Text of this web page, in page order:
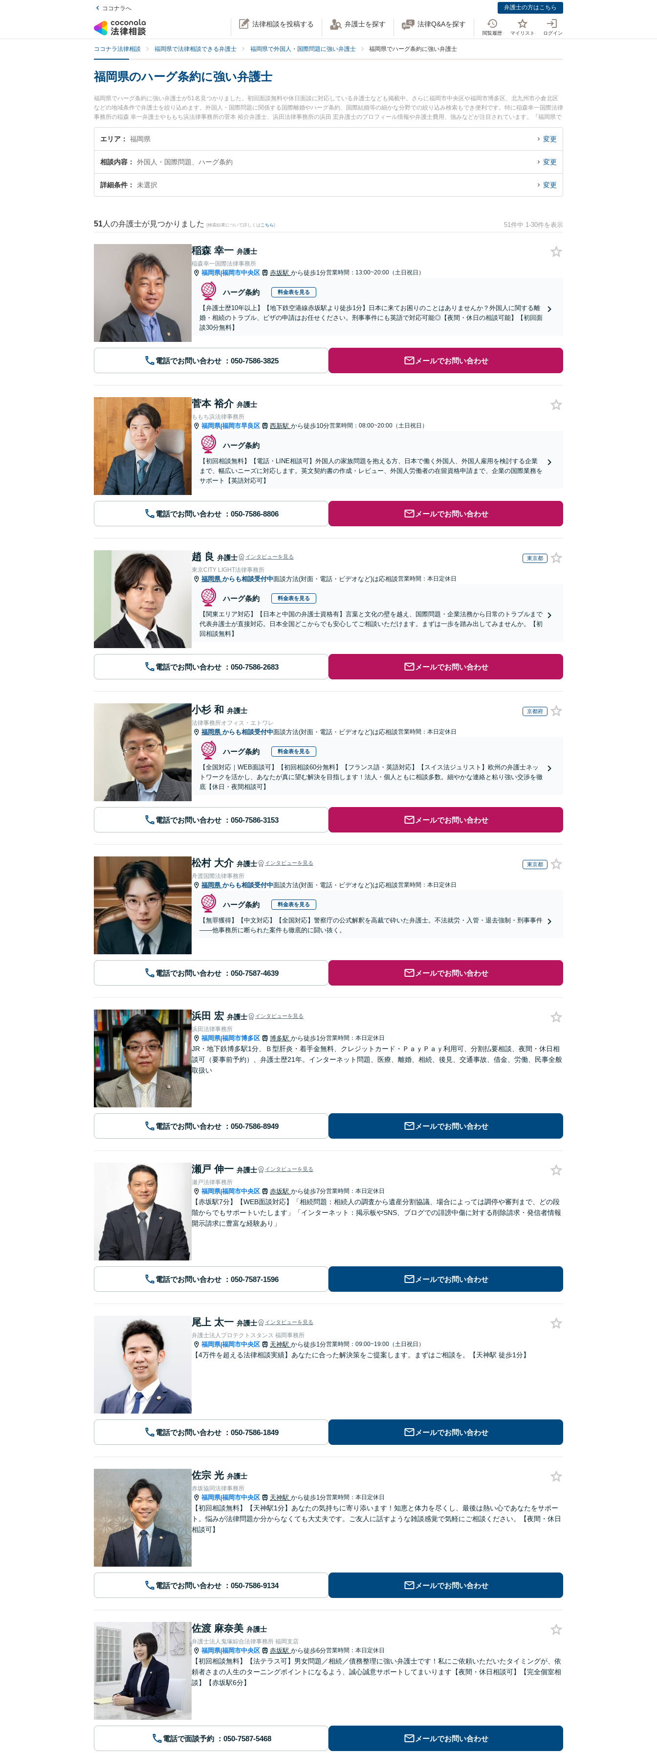
ココナラへ 弁護士の方はこちら
法律相談を投稿する 弁護士を探す 法律Q&Aを探す
閲覧履歴 マイリスト ログイン
ココナラ法律相談 福岡県で法律相談できる弁護士 福岡県で外国人・国際問題に強い弁護士 福岡県でハーグ条約に強い弁護士
福岡県のハーグ条約に強い弁護士
福岡県でハーグ条約に強い弁護士が51名見つかりました。初回面談無料や休日面談に対応している弁護士なども掲載中。さらに福岡市中央区や福岡市博多区、北九州市小倉北区
などの地域条件で弁護士を絞り込めます。外国人・国際問題に関係する国際離婚やハーグ条約、国際結婚等の細かな分野での絞り込み検索もでき便利です。特に稲森幸一国際法律
事務所の稲森 幸一弁護士やももち浜法律事務所の菅本 裕介弁護士、浜田法律事務所の浜田 宏弁護士のプロフィール情報や弁護士費用、強みなどが注目されています。『福岡県で
土日や夜間に発生したハーグ条約のトラブルを今すぐに弁護士に相談したい』『ハーグ条約のトラブル解決の実績豊富な近くの弁護士を検索したい』『初回相談無料でハーグ条約
を法律相談できる福岡県内の弁護士に相談予約したい』などでお困りの相談者さんにおすすめです。
エリア 福岡県 変更
相談内容 外国人・国際問題、ハーグ条約 変更
詳細条件 未選択 変更
51 人の弁護士が見つかりました (検索結果について詳しくは こちら) 51件中 1-30件を表示
稲森 幸一 弁護士
稲森幸一国際法律事務所
福岡県|福岡市中央区 赤坂駅 から徒歩1分営業時間：13:00~20:00（土日祝日）
ハーグ条約 料金表を見る
【弁護士歴10年以上】【地下鉄空港線赤坂駅より徒歩1分】日本に来てお困りのことはありませんか？外国人に関する離
婚・相続のトラブル、ビザの申請はお任せください。刑事事件にも英語で対応可能◎【夜間・休日の相談可能】【初回面
談30分無料】
電話でお問い合わせ メールでお問い合わせ
菅本 裕介 弁護士
ももち浜法律事務所
福岡県|福岡市早良区 西新駅 から徒歩10分営業時間：08:00~20:00（土日祝日）
ハーグ条約
【初回相談無料】【電話・LINE相談可】外国人の家族問題を抱える方、日本で働く外国人、外国人雇用を検討する企業
まで、幅広いニーズに対応します。英文契約書の作成・レビュー、外国人労働者の在留資格申請まで、企業の国際業務を
サポート【英語対応可】
電話でお問い合わせ メールでお問い合わせ
趙 良 弁護士 インタビューを見る 東京都
東京CITY LIGHT法律事務所
福岡県 からも相談受付中面談方法(対面・電話・ビデオなど)は応相談営業時間：本日定休日
ハーグ条約 料金表を見る
【関東エリア対応】【日本と中国の弁護士資格有】言葉と文化の壁を越え、国際問題・企業法務から日常のトラブルまで
代表弁護士が直接対応。日本全国どこからでも安心してご相談いただけます。まずは一歩を踏み出してみませんか。【初
回相談無料】
電話でお問い合わせ メールでお問い合わせ
小杉 和 弁護士 京都府
法律事務所オフィス・エトワレ
福岡県 からも相談受付中面談方法(対面・電話・ビデオなど)は応相談営業時間：本日定休日
ハーグ条約 料金表を見る
【全国対応｜WEB面談可】【初回相談60分無料】【フランス語・英語対応】【スイス法ジュリスト】欧州の弁護士ネッ
トワークを活かし、あなたが真に望む解決を目指します！法人・個人ともに相談多数。細やかな連絡と粘り強い交渉を徹
底【休日・夜間相談可】
電話でお問い合わせ メールでお問い合わせ
松村 大介 弁護士 インタビューを見る 東京都
舟渡国際法律事務所
福岡県 からも相談受付中面談方法(対面・電話・ビデオなど)は応相談営業時間：本日定休日
ハーグ条約 料金表を見る
【無罪獲得】【中文対応】【全国対応】警察庁の公式解釈を高裁で砕いた弁護士。不法就労・入管・退去強制・刑事事件
——他事務所に断られた案件も徹底的に闘い抜く。
電話でお問い合わせ メールでお問い合わせ
浜田 宏 弁護士 インタビューを見る
浜田法律事務所
福岡県|福岡市博多区 博多駅 から徒歩1分営業時間：本日定休日
JR・地下鉄博多駅1分、Ｂ型肝炎・着手金無料、クレジットカード・ＰａｙＰａｙ利用可、分割払要相談、夜間・休日相
談可（要事前予約）、弁護士歴21年。インターネット問題、医療、離婚、相続、後見、交通事故、借金、労働、民事全般
取扱い
電話でお問い合わせ メールでお問い合わせ
瀬戸 伸一 弁護士 インタビューを見る
瀬戸法律事務所
福岡県|福岡市中央区 赤坂駅 から徒歩7分営業時間：本日定休日
【赤坂駅7分】【WEB面談対応】「相続問題：相続人の調査から遺産分割協議、場合によっては調停や審判まで、どの段
階からでもサポートいたします」「インターネット：掲示板やSNS、ブログでの誹謗中傷に対する削除請求・発信者情報
開示請求に豊富な経験あり」
電話でお問い合わせ メールでお問い合わせ
尾上 太一 弁護士 インタビューを見る
弁護士法人プロテクトスタンス 福岡事務所
福岡県|福岡市中央区 天神駅 から徒歩1分営業時間：09:00~19:00（土日祝日）
【4万件を超える法律相談実績】あなたに合った解決策をご提案します。まずはご相談を。【天神駅 徒歩1分】
電話でお問い合わせ メールでお問い合わせ
佐宗 光 弁護士
赤坂協同法律事務所
福岡県|福岡市中央区 天神駅 から徒歩1分営業時間：本日定休日
【初回相談無料】【天神駅1分】あなたの気持ちに寄り添います！知恵と体力を尽くし、最後は熱い心であなたをサポー
ト。悩みが法律問題か分からなくても大丈夫です。ご友人に話すような雑談感覚で気軽にご相談ください。【夜間・休日
相談可】
電話でお問い合わせ メールでお問い合わせ
佐渡 麻奈美 弁護士
弁護士法人鬼塚綜合法律事務所 福岡支店
福岡県|福岡市中央区 赤坂駅 から徒歩6分営業時間：本日定休日
【初回相談無料】【法テラス可】男女問題／相続／債務整理に強い弁護士です！私にご依頼いただいたタイミングが、依
頼者さまの人生のターニングポイントになるよう、誠心誠意サポートしてまいります【夜間・休日相談可】【完全個室相
談】【赤坂駅6分】
電話で面談予約 メールでお問い合わせ